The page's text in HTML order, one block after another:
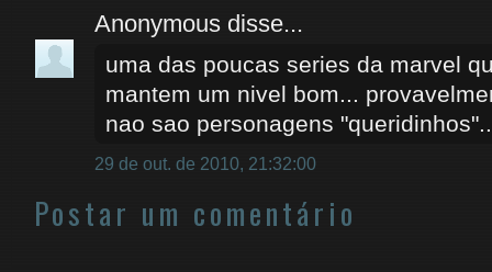
Anonymous disse...
uma das poucas series da marvel
mantem um nivel bom...
nao sao personagens
29 de out. de 2010, 21:32:00
Postar um comentário